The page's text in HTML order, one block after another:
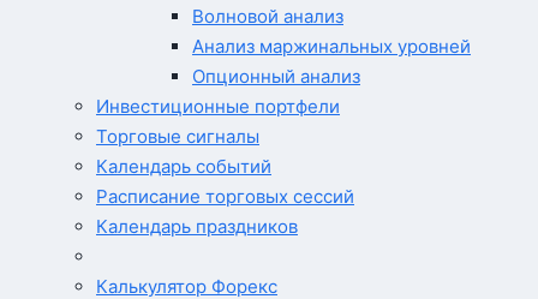
Волновой анализ
Анализ маржинальных уровней
Опционный анализ
Инвестиционные портфели
Торговые сигналы
Календарь событий
Расписание торговых сессий
Календарь праздников
Калькулятор Форекс